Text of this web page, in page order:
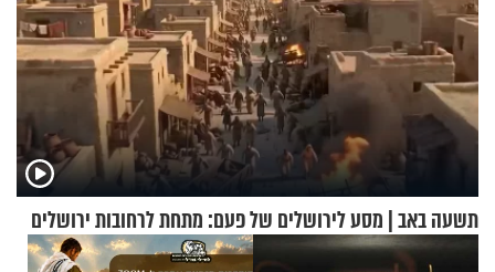
תשעה באב | מסע לירושלים של פעם: מתחת לרחובות ירושלים